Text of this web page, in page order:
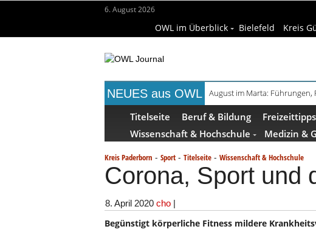
6. August 2026
OWL im Überblick Bielefeld Kreis
NEUES aus OWL August im Marta:
Titelseite Beruf & Bildung Freizeittipps
Wissenschaft & Hochschule
Medizin &
Kreis Paderborn - Sport - Titelseite - Wissenschaft & Hochschule
Corona, Sport und
8. April 2020 cho |
Begünstigt körperliche Fitness mildere